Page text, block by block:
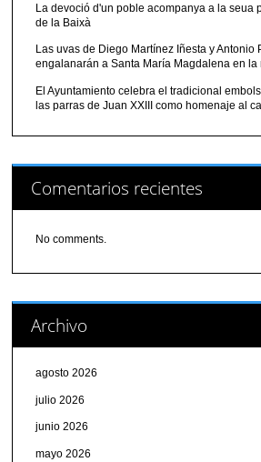
La devoció d'un poble acompanya a la seua
de la Baixà
Las uvas de Diego Martínez Iñesta y Antonio
engalanarán a Santa María Magdalena en
El Ayuntamiento celebra el tradicional
las parras de Juan XXIII como homenaje al
Comentarios recientes
No comments.
Archivo
agosto 2026
julio 2026
junio 2026
mayo 2026